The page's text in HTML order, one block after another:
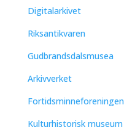
Digitalarkivet
Riksantikvaren
Gudbrandsdalsmusea
Arkivverket
Fortidsminneforeningen
Kulturhistorisk museum